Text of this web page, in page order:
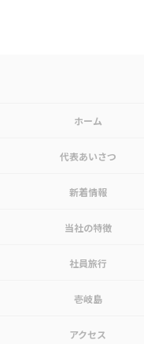
ホーム
代表あいさつ
新着情報
当社の特徴
社員旅行
壱岐島
アクセス